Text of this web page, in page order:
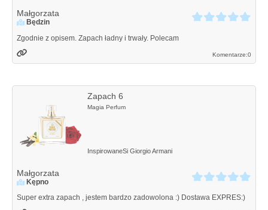
Małgorzata
Będzin
Zgodnie z opisem. Zapach ładny i trwały. Polecam
Komentarze:0
Zapach 6
Magia Perfum
InspirowaneSi Giorgio Armani
Małgorzata
Kępno
Super extra zapach , jestem bardzo zadowolona :) Dostawa EXPRES:)